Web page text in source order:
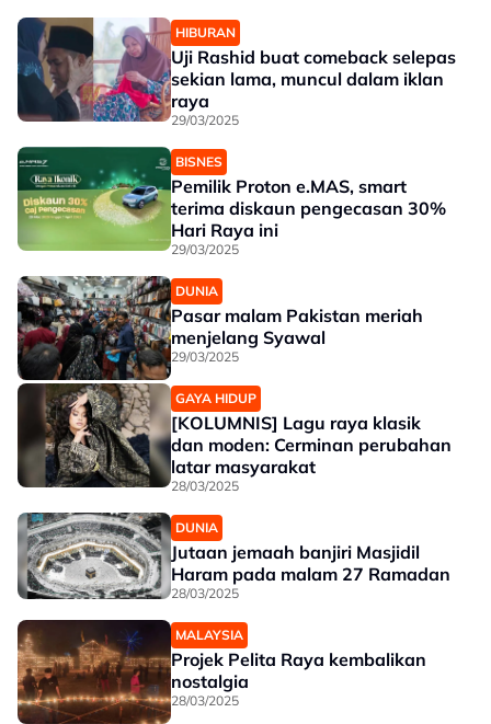
HIBURAN
Uji Rashid buat comeback selepas
sekian lama, muncul dalam iklan
raya
29/03/2025
BISNES
Pemilik Proton e.MAS, smart
terima diskaun pengecasan 30%
Hari Raya ini
29/03/2025
DUNIA
Pasar malam Pakistan meriah
menjelang Syawal
29/03/2025
GAYA HIDUP
[KOLUMNIS] Lagu raya klasik
dan moden: Cerminan perubahan
latar masyarakat
28/03/2025
DUNIA
Jutaan jemaah banjiri Masjidil
Haram pada malam 27 Ramadan
28/03/2025
MALAYSIA
Projek Pelita Raya kembalikan
nostalgia
28/03/2025